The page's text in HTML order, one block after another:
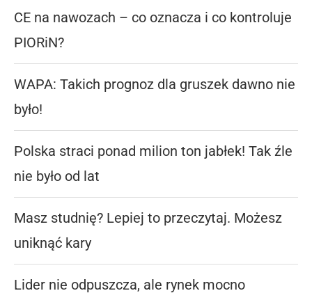
CE na nawozach – co oznacza i co kontroluje
PIORiN?
WAPA: Takich prognoz dla gruszek dawno nie
było!
Polska straci ponad milion ton jabłek! Tak źle
nie było od lat
Masz studnię? Lepiej to przeczytaj. Możesz
uniknąć kary
Lider nie odpuszcza, ale rynek mocno